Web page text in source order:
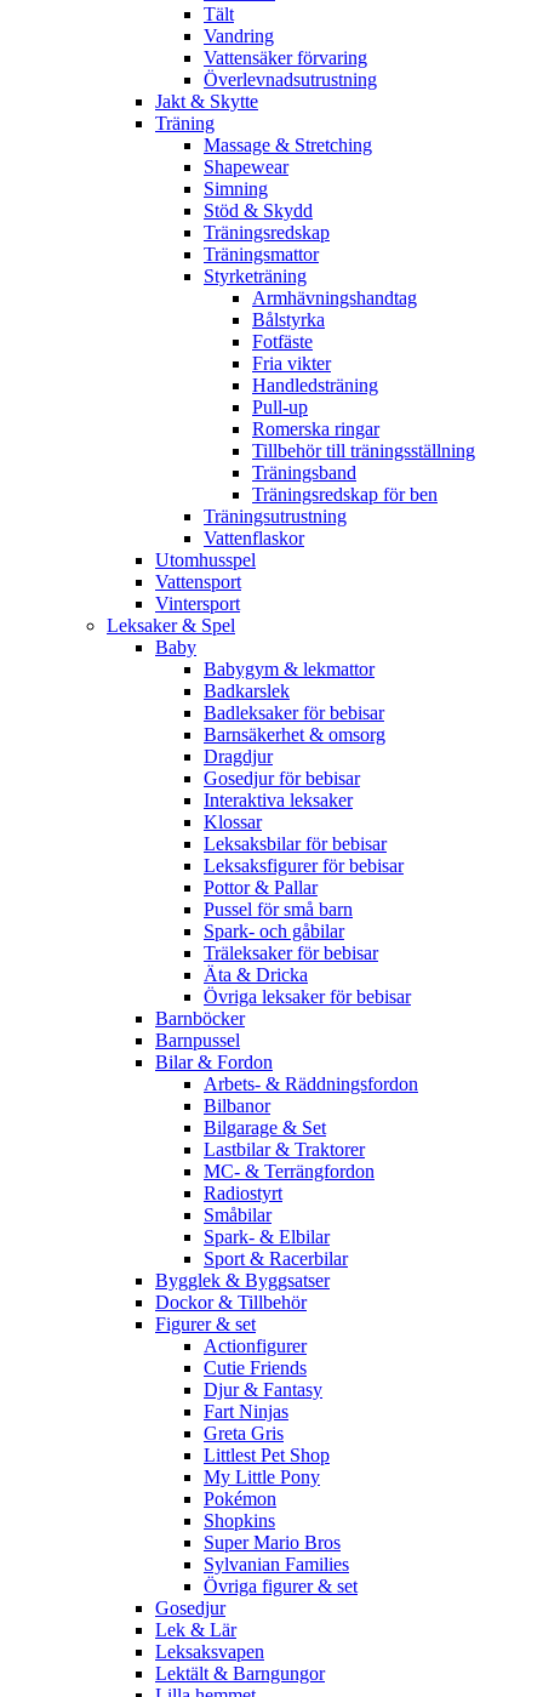
Tält
Vandring
Vattensäker förvaring
Överlevnadsutrustning
Jakt & Skytte
Träning
Massage & Stretching
Shapewear
Simning
Stöd & Skydd
Träningsredskap
Träningsmattor
Styrketräning
Armhävningshandtag
Bålstyrka
Fotfäste
Fria vikter
Handledsträning
Pull-up
Romerska ringar
Tillbehör till träningsställning
Träningsband
Träningsredskap för ben
Träningsutrustning
Vattenflaskor
Utomhusspel
Vattensport
Vintersport
Leksaker & Spel
Baby
Babygym & lekmattor
Badkarslek
Badleksaker för bebisar
Barnsäkerhet & omsorg
Dragdjur
Gosedjur för bebisar
Interaktiva leksaker
Klossar
Leksaksbilar för bebisar
Leksaksfigurer för bebisar
Pottor & Pallar
Pussel för små barn
Spark- och gåbilar
Träleksaker för bebisar
Äta & Dricka
Övriga leksaker för bebisar
Barnböcker
Barnpussel
Bilar & Fordon
Arbets- & Räddningsfordon
Bilbanor
Bilgarage & Set
Lastbilar & Traktorer
MC- & Terrängfordon
Radiostyrt
Småbilar
Spark- & Elbilar
Sport & Racerbilar
Bygglek & Byggsatser
Dockor & Tillbehör
Figurer & set
Actionfigurer
Cutie Friends
Djur & Fantasy
Fart Ninjas
Greta Gris
Littlest Pet Shop
My Little Pony
Pokémon
Shopkins
Super Mario Bros
Sylvanian Families
Övriga figurer & set
Gosedjur
Lek & Lär
Leksaksvapen
Lektält & Barngungor